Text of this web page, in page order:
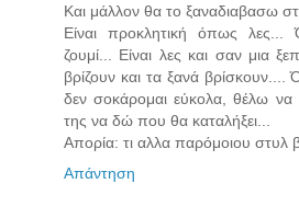
Και μάλλον θα το ξαναδιαβασω
Είναι προκλητική όπως
ζουμί... Είναι λες και σαν μια
βρίζουν και τα ξανά βρίσκουν....
δεν σοκάρομαι εύκολα, θέλω να
της να δώ που θα καταλήξει...
Απορία: τι αλλα παρόμοιου στυλ
Απάντηση